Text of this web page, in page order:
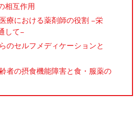
相互作用
療における薬剤師の役割 −栄
して−
のセルフメディケーションと
者の摂食機能障害と食・服薬の